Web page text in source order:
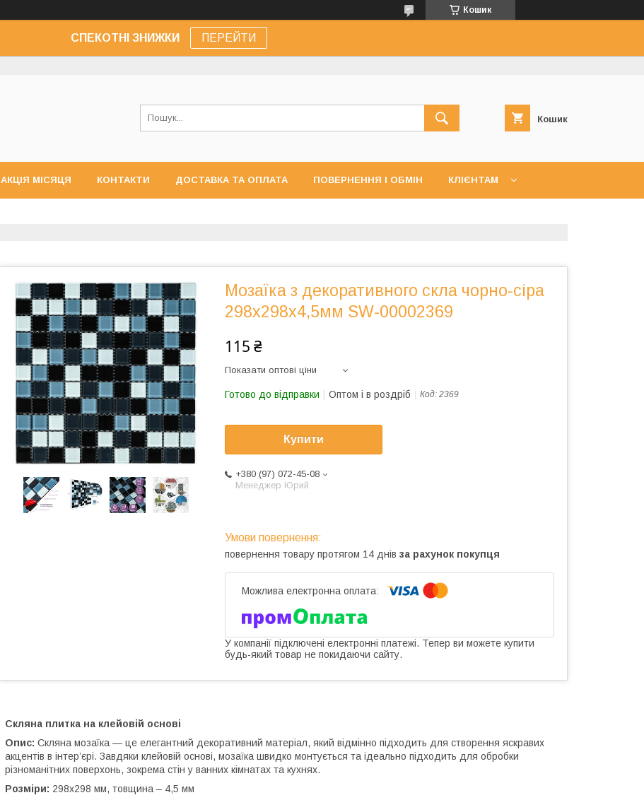
Кошик
СПЕКОТНІ ЗНИЖКИ ПЕРЕЙТИ
Кошик
АКЦІЯ МІСЯЦЯ КОНТАКТИ ДОСТАВКА ТА ОПЛАТА ПОВЕРНЕННЯ І ОБМІН КЛІЄНТАМ
Мозаїка з декоративного скла чорно-сіра
298х298х4,5мм SW-00002369
115 ₴
Показати оптові ціни
Готово до відправки Оптом і в роздріб Код: 2369
Купити
+380 (97) 072-45-08
Менеджер Юрий
повернення товару протягом 14 днів за рахунок покупця
У компанії підключені електронні платежі. Тепер ви можете купити
будь-який товар не покидаючи сайту.
Скляна плитка на клейовій основі
Опис: Скляна мозаїка — це елегантний декоративний матеріал, який відмінно підходить для створення яскравих
акцентів в інтер’єрі. Завдяки клейовій основі, мозаїка швидко монтується та ідеально підходить для обробки
різноманітних поверхонь, зокрема стін у ванних кімнатах та кухнях.
Розміри: 298х298 мм, товщина – 4,5 мм